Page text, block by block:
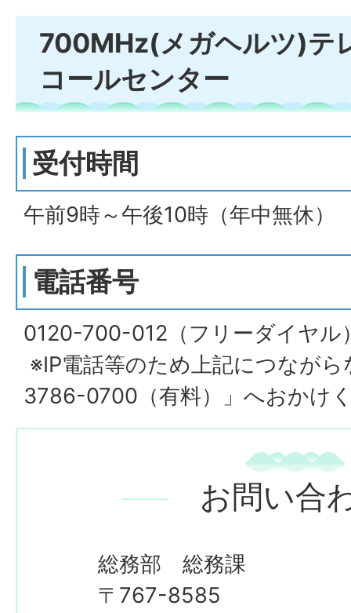
700MHz(メガヘルツ)テ
コールセンター
受付時間
午前9時～午後10時（年中無休）
電話番号
0120-700-012（フリーダイヤル
※IP電話等のため上記につなが
3786-0700（有料）」へおかけ
お問い合
総務部 総務課
〒767-8585